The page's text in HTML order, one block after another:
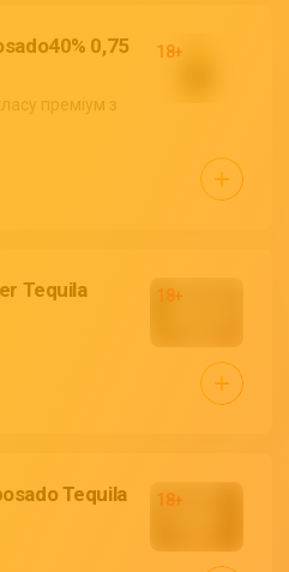
0,75
преміум з
Tequila
Tequila